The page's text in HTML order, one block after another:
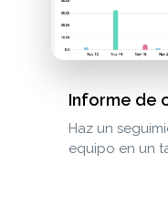
Informe de
Haz un
equipo en un